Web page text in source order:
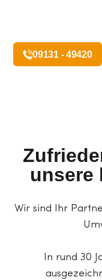
09131 - 49420
unsere
Wir sind Ihr
In rund 30